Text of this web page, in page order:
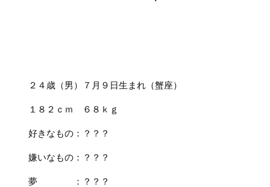
２４歳（男）７月９日生まれ（蟹座）
１８２ｃｍ ６８ｋｇ
好きなもの：？？？
嫌いなもの：？？？
夢 ：？？？